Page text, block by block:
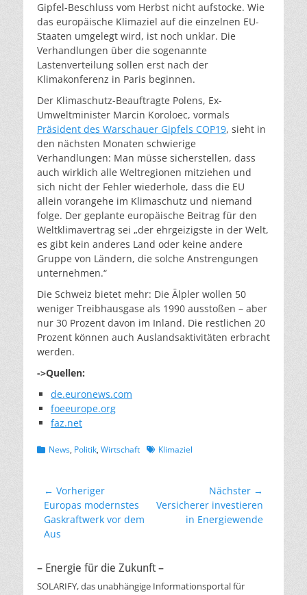
Gipfel-Beschluss vom Herbst nicht aufstocke. Wie
das europäische Klimaziel auf die einzelnen EU-
Staaten umgelegt wird, ist noch unklar. Die
Verhandlungen über die sogenannte
Lastenverteilung sollen erst nach der
Klimakonferenz in Paris beginnen.
Der Klimaschutz-Beauftragte Polens, Ex-
Umweltminister Marcin Koroloec, vormals
Präsident des Warschauer Gipfels COP19, sieht in
den nächsten Monaten schwierige
Verhandlungen: Man müsse sicherstellen, dass
auch wirklich alle Weltregionen mitziehen und
sich nicht der Fehler wiederhole, dass die EU
allein vorangehe im Klimaschutz und niemand
folge. Der geplante europäische Beitrag für den
Weltklimavertrag sei „der ehrgeizigste in der Welt,
es gibt kein anderes Land oder keine andere
Gruppe von Ländern, die solche Anstrengungen
unternehmen.“
Die Schweiz bietet mehr: Die Älpler wollen 50
weniger Treibhausgase als 1990 ausstoßen – aber
nur 30 Prozent davon im Inland. Die restlichen 20
Prozent können auch Auslandsaktivitäten erbracht
werden.
->Quellen:
de.euronews.com
foeeurope.org
faz.net
Kategorien
News, Politik, Wirtschaft Schlagworte
Klimaziel
Beitragsnavigation
← Vorheriger
Vorheriger
Beitrag:
Europas modernstes
Gaskraftwerk vor dem
Aus
Nächster →
Nächster
Beitrag:
Versicherer investieren
in Energiewende
– Energie für die Zukunft –
SOLARIFY, das unabhängige Informationsportal für